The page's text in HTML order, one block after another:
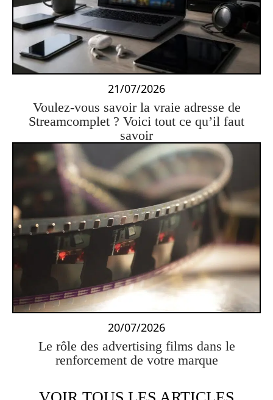
21/07/2026
Voulez-vous savoir la vraie adresse de
Streamcomplet ? Voici tout ce qu’il faut
savoir
20/07/2026
Le rôle des advertising films dans le
renforcement de votre marque